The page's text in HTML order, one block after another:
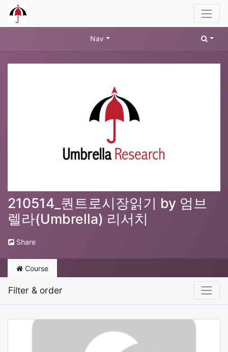
Nav
210514_퀀트로시장읽기 by 엄브
렐라(Umbrella) 리서치
Share
Course
Filter & order